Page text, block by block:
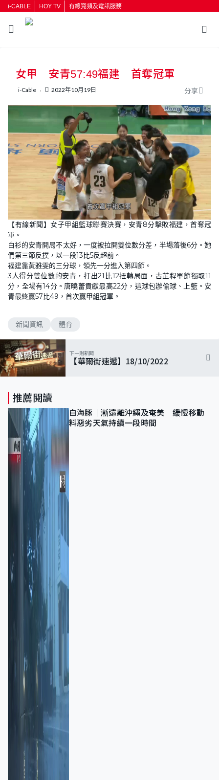
i-CABLE HOY TV 有線寬頻及電訊服務
按輸入鍵開始搜尋
女甲 安青57:49福建 首奪冠軍
i-Cable 2022年10月19日 分享
【有線新聞】女子甲組籃球聯賽決賽，安青8分擊敗福建，首奪冠
軍。
白衫的安青開局不太好，一度被拉開雙位數分差，半場落後6分。她
們第三節反撲，以一段13比5反超前。
福建靠黃雅雯的三分球，領先一分進入第四節。
3人得分雙位數的安青，打出21比12扭轉局面，古芷程單節獨取11
分，全場有14分。唐曉蕾貢獻最高22分，這球包辦偷球、上籃。安
青最終贏57比49，首次贏甲組冠軍。
新聞資訊 體育
下一則新聞
【華爾街速遞】18/10/2022
推薦閱讀
白海豚｜漸遠離沖繩及奄美 緩慢移動
料惡劣天氣持續一段時間